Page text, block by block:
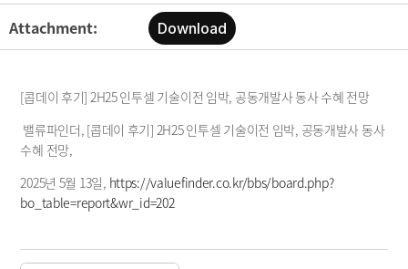
Open Innovation
Publication
Disclosures
Financials
Press Release
Announcements
Attachment: Download
[콥데이 후기] 2H25 인투셀 기술이전 임박, 공동개발사 동사 수혜 전망
밸류파인더, [콥데이 후기] 2H25 인투셀 기술이전 임박, 공동개발사 동사
수혜 전망,
2025년 5월 13일, https://valuefinder.co.kr/bbs/board.php?
bo_table=report&wr_id=202